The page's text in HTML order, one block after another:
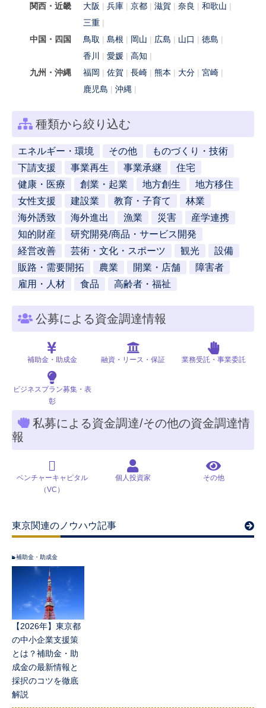
関西・近畿
大阪 兵庫 京都 滋賀 奈良
和歌山
三重
中国・四国
鳥取 島根 岡山 広島 山口
徳島
香川
愛媛
高知
九州・沖縄
福岡 佐賀 長崎 熊本 大分
宮崎
鹿児島
沖縄
種類から絞り込む
エネルギー・環境 その他
ものづくり・技術
下請支援
事業再生 事業承継
住宅
健康・医療
創業・起業 地方創生
地方移住
女性支援
建設業 教育・子育て
林業
海外誘致
海外進出 漁業 災害
産学連携
知的財産
研究開発/商品・サービス開発
経営改善
芸術・文化・スポーツ 観光
設備
販路・需要開拓
農業 開業・店舗
障害者
雇用・人材
食品 高齢者・福祉
公募による資金調達情報
補助金・助成金 融資・リース・保証 業務受託・事業委託
ビジネスプラン募集・表
彰
私募による資金調達/その他の資金調達情
報
ベンチャーキャピタル
（VC）
個人投資家 その他
東京関連のノウハウ記事
補助金・助成金
【2026年】東京都
の中小企業支援策
とは？補助金・助
成金の最新情報と
採択のコツを徹底
解説